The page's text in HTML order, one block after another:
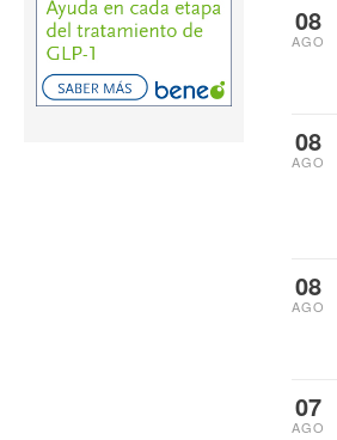
08
AGO
08
AGO
08
AGO
07
AGO